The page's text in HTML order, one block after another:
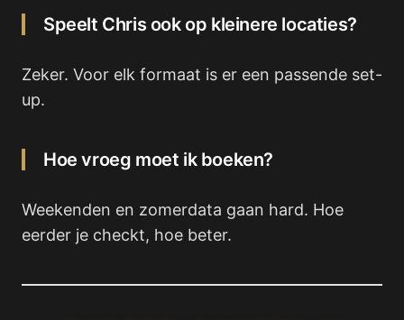
Speelt Chris ook op kleinere locaties?
Zeker. Voor elk formaat is er een passende set-
up.
Hoe vroeg moet ik boeken?
Weekenden en zomerdata gaan hard. Hoe
eerder je checkt, hoe beter.